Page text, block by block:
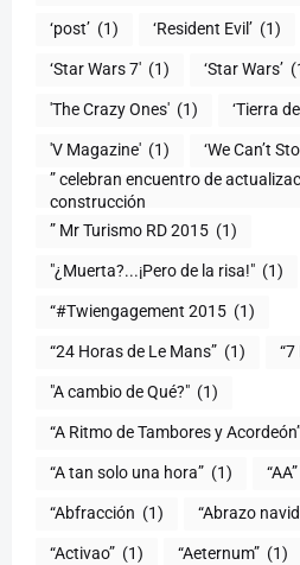
‘post’ (1) ‘Resident Evil’ (1)
‘Star Wars 7′ (1) ‘Star Wars’
'The Crazy Ones' (1) ‘Tierra
'V Magazine' (1) ‘We Can’t
” celebran encuentro de
construcción
” Mr Turismo RD 2015 (1)
"¿Muerta?...¡Pero de la risa!" (1)
“#Twiengagement 2015 (1)
“24 Horas de Le Mans” (1) “7
(1)
“A Ritmo de Tambores y
“A tan solo una hora” (1) “AA”
“Abfracción (1) “Abrazo
“Activao” (1) “Aeternum” (1)